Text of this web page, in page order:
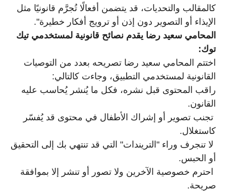
كالمقالب والتحديات، قد يتضمن أفعالًا تُجرَّم قانونيًا مثل
الإيذاء أو التصوير دون إذن أو ترويج أفكار خطيرة".
المحامي سعيد رضا يقدم نصائح قانونية لمستخدمي تيك
توك:
اختتم المحامي سعيد رضا تصريحه بعدد من التوصيات
القانونية لمستخدمي التطبيق، وجاءت كالتالي:
راقب المحتوى قبل نشره، فكل ما يُنشر يُحاسب عليه
القانون.
تجنب تصوير أو إشراك الأطفال في محتوى قد يُفسّر
كاستغلال.
لا تنجرف وراء "التريندات" التي قد تنتهي بك إلى التحقيق
أو الحبس.
احترم خصوصية الآخرين ولا تصور أو تنشر إلا بموافقة
صريحة.